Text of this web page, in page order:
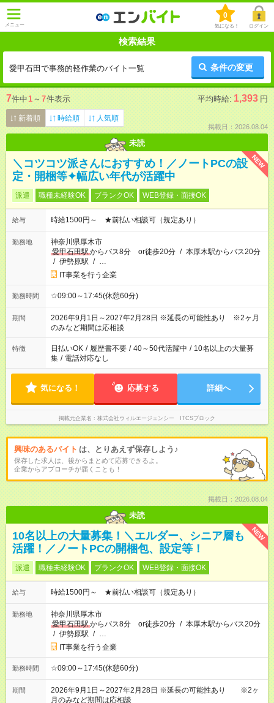
メニュー
0
気になる！ ログイン
検索結果
愛甲石田で事務的軽作業のバイト一覧 条件の変更
7件中1 ～ 7件表示 平均時給: 1,393 円
新着順 時給順 人気順
掲載日：2026.08.04
未読
NEW
＼コツコツ派さんにおすすめ！／ノートPCの設
定・開梱等✦幅広い年代が活躍中
派遣 職種未経験OK ブランクOK WEB登録・面接OK
給与 時給1500円～ ★前払い相談可（規定あり）
勤務地
神奈川県厚木市
愛甲石田駅からバス8分 or徒歩20分 / 本厚木駅からバス20分
/ 伊勢原駅 / …
IT事業を行う企業
勤務時間 ☆09:00～17:45(休憩60分)
期間
2026年9月1日～2027年2月28日 ※延長の可能性あり ※2ヶ月
のみなど期間は応相談
特徴 日払いOK / 履歴書不要 / 40～50代活躍中 / 10名以上の大量募
集 / 電話対応なし
気になる！ 応募する 詳細へ
掲載元企業名 株式会社ウィルエージェンシー ITCSブロック
興味のあるバイト は、とりあえず保存しよう♪
保存した求人は、後からまとめて応募できるよ。
企業からアプローチが届くことも！
掲載日：2026.08.04
未読
NEW
10名以上の大量募集！＼エルダー、シニア層も
活躍！／ノートPCの開梱包、設定等！
派遣 職種未経験OK ブランクOK WEB登録・面接OK
給与 時給1500円～ ★前払い相談可（規定あり）
勤務地
神奈川県厚木市
愛甲石田駅からバス8分 or徒歩20分 / 本厚木駅からバス20分
/ 伊勢原駅 / …
IT事業を行う企業
勤務時間 ☆09:00～17:45(休憩60分)
期間
2026年9月1日～2027年2月28日 ※延長の可能性あり ※2ヶ
月のみなど期間は応相談